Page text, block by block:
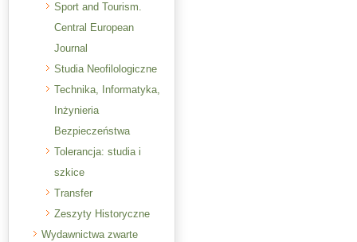
Sport and Tourism.
Central European
Journal
Studia Neofilologiczne
Technika, Informatyka,
Inżynieria
Bezpieczeństwa
Tolerancja: studia i
szkice
Transfer
Zeszyty Historyczne
Wydawnictwa zwarte